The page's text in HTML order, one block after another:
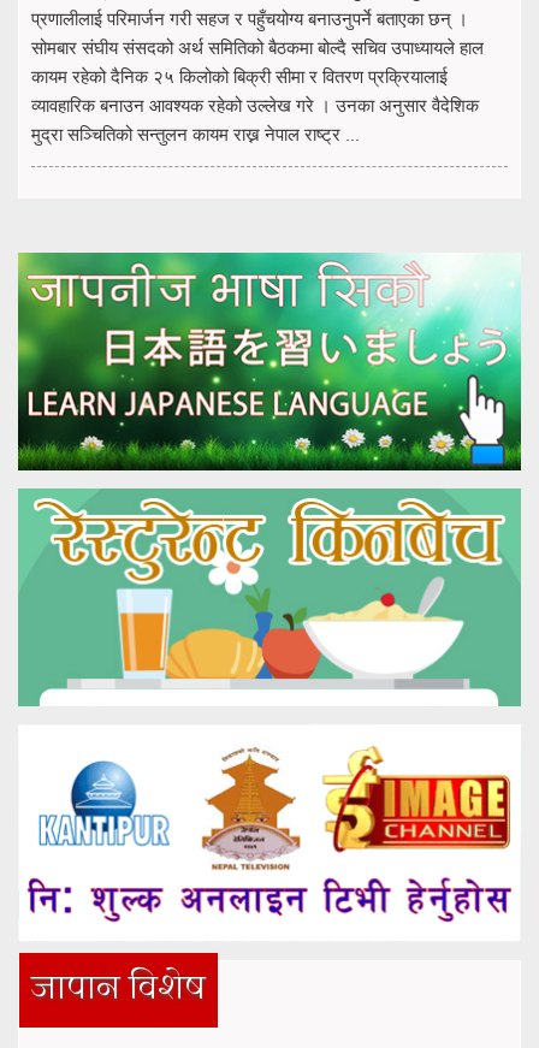
प्रणालीलाई परिमार्जन गरी सहज र पहुँचयोग्य बनाउनुपर्ने बताएका छन् ।
सोमबार संघीय संसदको अर्थ समितिको बैठकमा बोल्दै सचिव उपाध्यायले हाल
कायम रहेको दैनिक २५ किलोको बिक्री सीमा र वितरण प्रक्रियालाई
व्यावहारिक बनाउन आवश्यक रहेको उल्लेख गरे । उनका अनुसार वैदेशिक
मुद्रा सञ्चितिको सन्तुलन कायम राख्न नेपाल राष्ट्र ...
जापान विशेष